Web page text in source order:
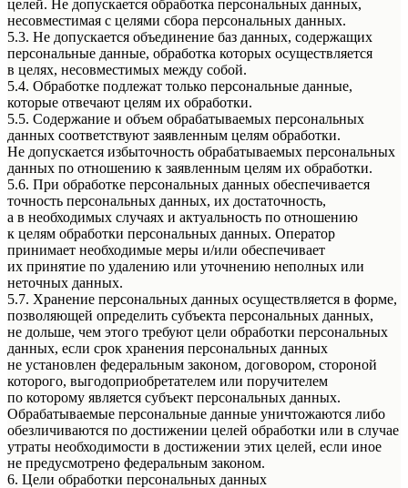
целей. Не допускается обработка персональных данных,
несовместимая с целями сбора персональных данных.
5.3. Не допускается объединение баз данных, содержащих
персональные данные, обработка которых осуществляется
в целях, несовместимых между собой.
5.4. Обработке подлежат только персональные данные,
которые отвечают целям их обработки.
5.5. Содержание и объем обрабатываемых персональных
данных соответствуют заявленным целям обработки.
Не допускается избыточность обрабатываемых персональных
данных по отношению к заявленным целям их обработки.
5.6. При обработке персональных данных обеспечивается
точность персональных данных, их достаточность,
а в необходимых случаях и актуальность по отношению
к целям обработки персональных данных. Оператор
принимает необходимые меры и/или обеспечивает
их принятие по удалению или уточнению неполных или
неточных данных.
5.7. Хранение персональных данных осуществляется в форме,
позволяющей определить субъекта персональных данных,
не дольше, чем этого требуют цели обработки персональных
данных, если срок хранения персональных данных
не установлен федеральным законом, договором, стороной
которого, выгодоприобретателем или поручителем
по которому является субъект персональных данных.
Обрабатываемые персональные данные уничтожаются либо
обезличиваются по достижении целей обработки или в случае
утраты необходимости в достижении этих целей, если иное
не предусмотрено федеральным законом.
6. Цели обработки персональных данных